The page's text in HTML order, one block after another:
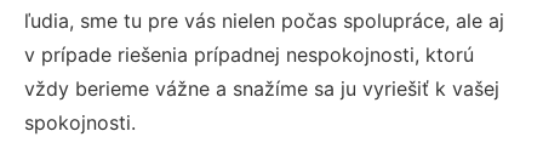
ľudia, sme tu pre vás nielen počas spolupráce, ale aj
v prípade riešenia prípadnej nespokojnosti, ktorú
vždy berieme vážne a snažíme sa ju vyriešiť k vašej
spokojnosti.